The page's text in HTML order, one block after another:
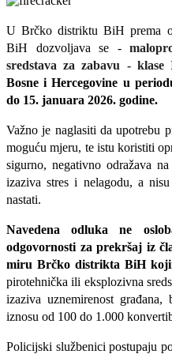
U Brčko distriktu BiH prema
BiH dozvoljavase -
sredstava za zabavu -
Bosne i Hercegovine u
do 15. januara 2026. godine.
Važno je naglasiti da upotrebu
moguću mjeru, te istu koristiti
sigurno, negativno odražava
izaziva stres i nelagodu, a
nastati.
Navedena odluka ne
odgovornosti za prekršaj iz
miru Brčko distrikta BiH
pirotehnička ili eksplozivna
izaziva uznemirenost
iznosu od 100 do 1.000
Policijski službenici postupaju